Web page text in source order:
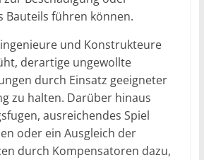
Bauteils führen können.
und Konstrukteure
derartige ungewollte
durch Einsatz geeigneter
zu halten. Darüber hinaus
ausreichendes Spiel
oder ein Ausgleich der
durch Kompensatoren dazu,